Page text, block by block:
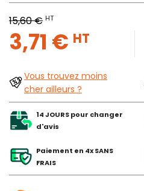
15,60 € HT
3,71 € HT
Vous trouvez moins
cher ailleurs ?
14 JOURS pour changer
d'avis
Paiement en 4x SANS
FRAIS